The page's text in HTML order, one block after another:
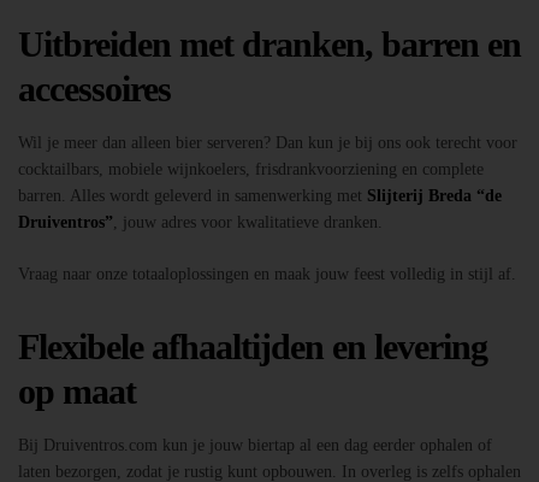
Uitbreiden met dranken, barren en
accessoires
Wil je meer dan alleen bier serveren? Dan kun je bij ons ook terecht voor
cocktailbars, mobiele wijnkoelers, frisdrankvoorziening en complete
barren. Alles wordt geleverd in samenwerking met Slijterij Breda “de
Druiventros” , jouw adres voor kwalitatieve dranken.
Vraag naar onze totaaloplossingen en maak jouw feest volledig in stijl af.
Flexibele afhaaltijden en levering
op maat
Bij Druiventros.com kun je jouw biertap al een dag eerder ophalen of
laten bezorgen, zodat je rustig kunt opbouwen. In overleg is zelfs ophalen